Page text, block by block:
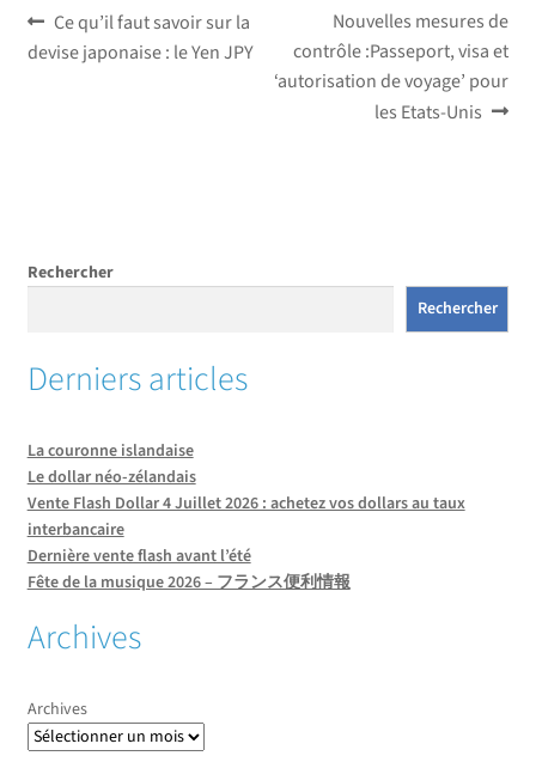
Navigation
de
Article
précédent :
Ce qu’il faut savoir sur la
devise japonaise : le Yen JPY
Article
suivant :
Nouvelles mesures de
contrôle :Passeport, visa et
‘autorisation de voyage’ pour
les Etats-Unis
Rechercher
Rechercher
Derniers articles
La couronne islandaise
Le dollar néo-zélandais
Vente Flash Dollar 4 Juillet 2026 : achetez vos dollars au taux
interbancaire
Dernière vente flash avant l’été
Fête de la musique 2026 – フランス便利情報
Archives
Archives